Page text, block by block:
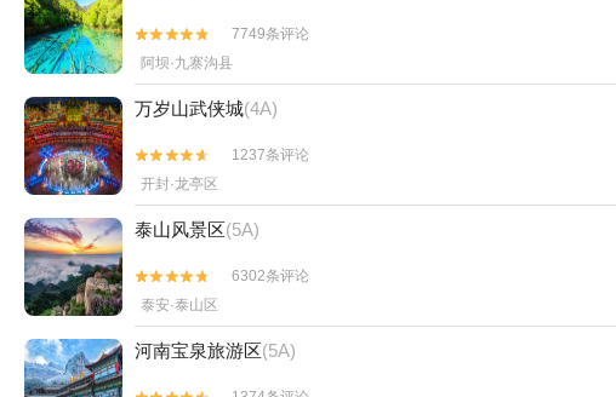


7749条评论
阿坝·九寨沟县
万岁山武侠城(4A)


1237条评论
开封·龙亭区
泰山风景区(5A)


6302条评论
泰安·泰山区
河南宝泉旅游区(5A)